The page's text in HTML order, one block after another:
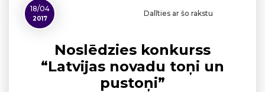
18/04
2017
Dalīties ar šo rakstu
Noslēdzies konkurss
“Latvijas novadu toņi un
pustoņi”